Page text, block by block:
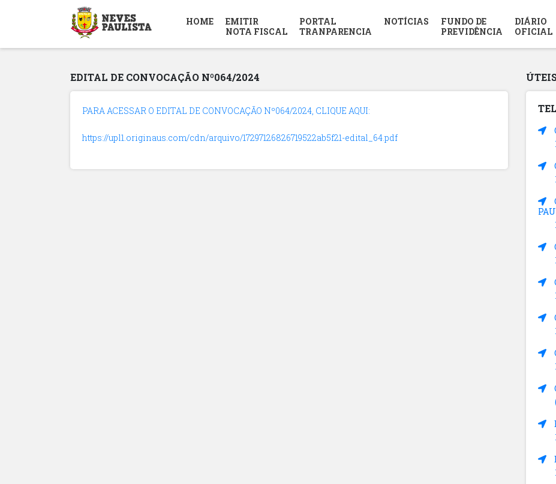
HOME
EMITIR
NOTA FISCAL
PORTAL
TRANPARENCIA
NOTÍCIAS
FUNDO DE
PREVIDÊNCIA
DIÁRIO
OFICIAL
EDITAL DE CONVOCAÇÃO Nº064/2024
PARA ACESSAR O EDITAL DE CONVOCAÇÃO Nº064/2024, CLIQUE AQUI:
https://upl1.originaus.com/cdn/arquivo/17297126826719522ab5f21-edital_64.pdf